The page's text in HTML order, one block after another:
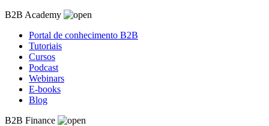
B2B Academy
Portal de conhecimento B2B
Tutoriais
Cursos
Podcast
Webinars
E-books
Blog
B2B Finance